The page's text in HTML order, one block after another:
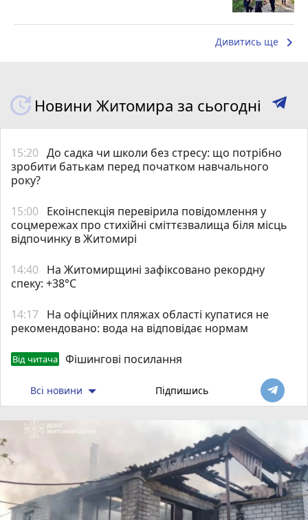
Дивитись ще keyboard_arrow_right
Новини Житомира за сьогодні
15:20 До садка чи школи без стресу: що потрібно
зробити батькам перед початком навчального
року?
15:00 Екоінспекція перевірила повідомлення у
соцмережах про стихійні сміттєзвалища біля місць
відпочинку в Житомирі
14:40 Н️а Житомирщині зафіксовано рекордну
спеку: +38°C
14:17 На офіційних пляжах області купатися не
рекомендовано: вода на відповідає нормам
Від читача Фішингові посилання
Всі новини Підпишись